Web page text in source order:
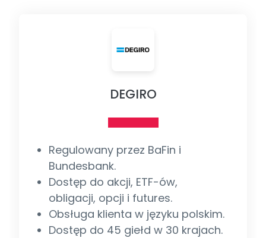
DEGIRO
Regulowany przez BaFin i
Bundesbank.
Dostęp do akcji, ETF-ów,
obligacji, opcji i futures.
Obsługa klienta w języku polskim.
Dostęp do 45 giełd w 30 krajach.